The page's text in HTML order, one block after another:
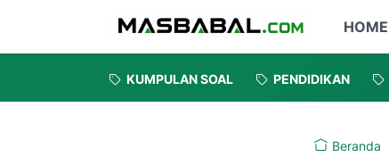
HOME
KUMPULAN SOAL PENDIDIKAN
Beranda